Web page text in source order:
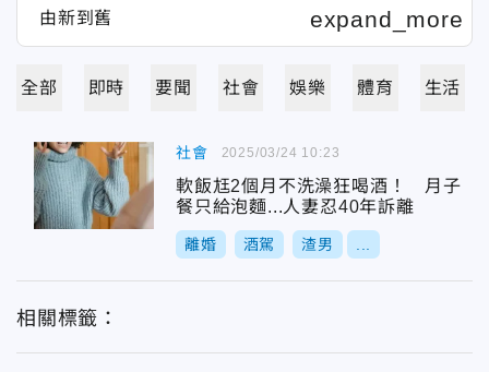
全部 即時 要聞 社會 娛樂 體育 生活
社會
軟飯尪2個月不洗澡狂喝酒！ 月子
餐只給泡麵...人妻忍40年訴離
離婚 酒駕 渣男
2025/03/24 10:23
相關標籤：